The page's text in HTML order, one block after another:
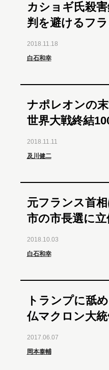
カショギ氏殺
判を避けるフラ
2018.11.18
白石和幸
ナポレオンの
世界大戦終結
2018.11.11
及川健二
元フランス首
市の市長選に
2018.10.03
白石和幸
トランプに舐
仏マクロン大
2017.06.07
岡本泰輔